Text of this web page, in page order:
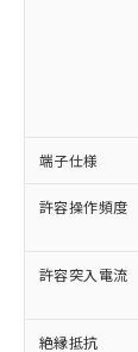
端子仕様
許容操作頻度
許容突入電流
絶縁抵抗
ご
以下
非
す。
対
有に
対
非含
調査